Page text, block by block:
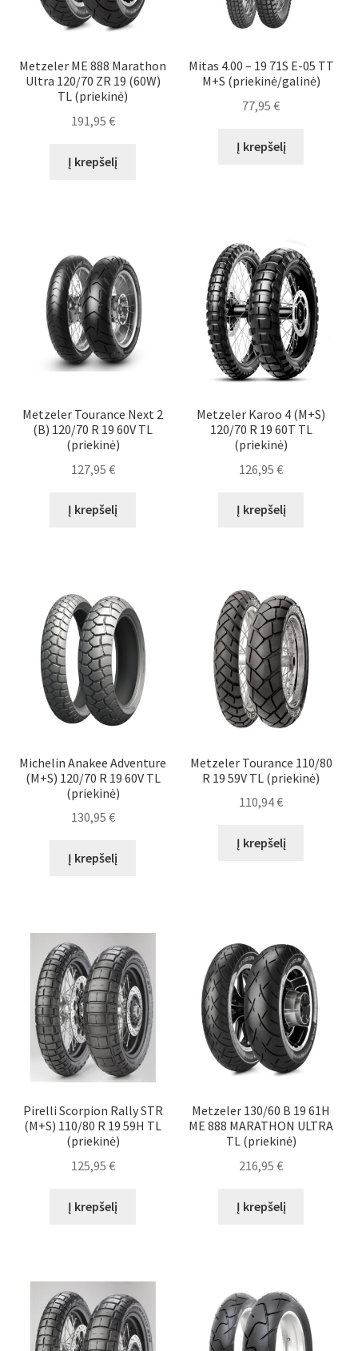
Metzeler ME 888 Marathon
Ultra 120/70 ZR 19 (60W)
TL (priekinė)
191,95 €
Į krepšelį
Mitas 4.00 – 19 71S E-05 TT
M+S (priekinė/galinė)
77,95€
Į krepšelį
Metzeler Tourance Next 2
(B) 120/70 R 19 60V TL
(priekinė)
127,95 €
Į krepšelį
Metzeler Karoo 4 (M+S)
120/70 R 19 60T TL
(priekinė)
126,95€
Į krepšelį
Michelin Anakee Adventure
(M+S) 120/70 R 19 60V TL
(priekinė)
130,95 €
Į krepšelį
Metzeler Tourance 110/80
R 19 59V TL (priekinė)
110,94€
Į krepšelį
Pirelli Scorpion Rally STR
(M+S) 110/80 R 19 59H TL
(priekinė)
125,95 €
Į krepšelį
Metzeler 130/60 B 19 61H
ME 888 MARATHON ULTRA
TL (priekinė)
216,95€
Į krepšelį